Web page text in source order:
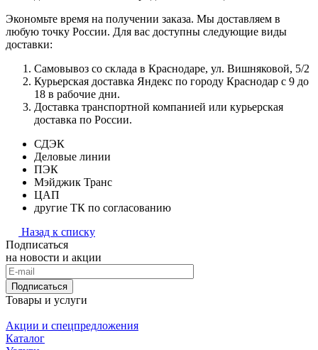
Экономьте время на получении заказа. Мы доставляем в
любую точку России. Для вас доступны следующие виды
доставки:
Самовывоз со склада в Краснодаре, ул. Вишняковой, 5/2
Курьерская доставка Яндекс по городу Краснодар с 9 до
18 в рабочие дни.
Доставка транспортной компанией или курьерская
доставка по России.
СДЭК
Деловые линии
ПЭК
Мэйджик Транс
ЦАП
другие ТК по согласованию
Назад к списку
Подписаться
на новости и акции
Подписаться
Товары и услуги
Акции и спецпредложения
Каталог